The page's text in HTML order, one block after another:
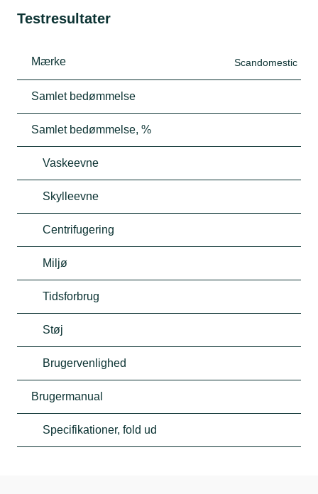
Testresultater
Mærke Scandomestic
Samlet bedømmelse
Samlet bedømmelse, %
Vaskeevne
Skylleevne
Centrifugering
Miljø
Tidsforbrug
Støj
Brugervenlighed
Brugermanual
Specifikationer, fold ud